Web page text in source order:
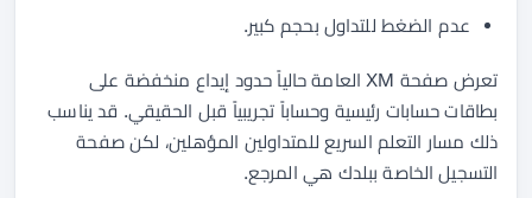
عدم الضغط للتداول بحجم كبير.
تعرض صفحة XM العامة حالياً حدود إيداع منخفضة على
بطاقات حسابات رئيسية وحساباً تجريبياً قبل الحقيقي. قد يناسب
ذلك مسار التعلم السريع للمتداولين المؤهلين، لكن صفحة
التسجيل الخاصة ببلدك هي المرجع.